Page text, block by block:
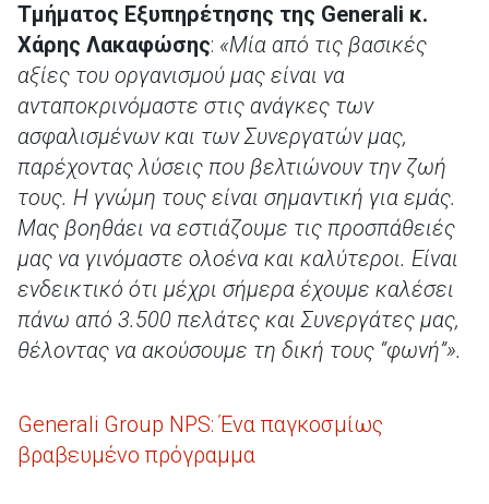
Τμήματος Eξυπηρέτησης της Generali κ.
Χάρης Λακαφώσης: «Μία από τις βασικές
αξίες του οργανισμού μας είναι να
ανταποκρινόμαστε στις ανάγκες των
ασφαλισμένων και των Συνεργατών μας,
παρέχοντας λύσεις που βελτιώνουν την ζωή
τους. Η γνώμη τους είναι σημαντική για εμάς.
Μας βοηθάει να εστιάζουμε τις προσπάθειές
μας να γινόμαστε ολοένα και καλύτεροι. Είναι
ενδεικτικό ότι μέχρι σήμερα έχουμε καλέσει
πάνω από 3.500 πελάτες και Συνεργάτες μας,
θέλοντας να ακούσουμε τη δική τους “φωνή”».
Generali Group NPS: Ένα παγκοσμίως
βραβευμένο πρόγραμμα